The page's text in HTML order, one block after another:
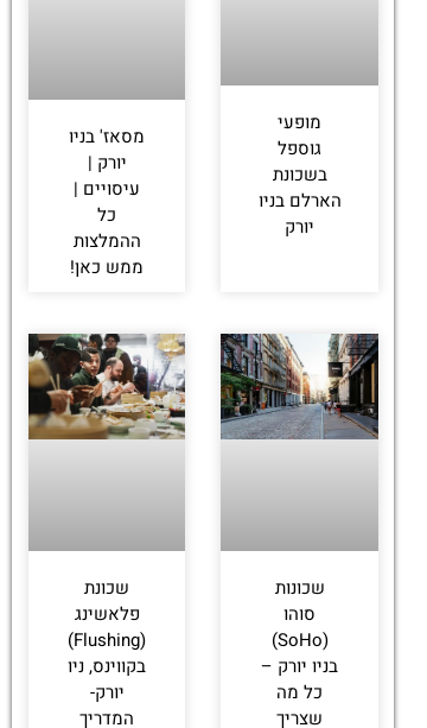
מופעי
גוספל
בשכונת
הארלם בניו
יורק
מסאז' בניו
יורק |
עיסויים |
כל
ההמלצות
ממש כאן!
שכונות
סוהו
(SoHo)
בניו יורק –
כל מה
שצריך
שכונת
פלאשינג
(Flushing)
בקווינס, ניו
יורק-
המדריך